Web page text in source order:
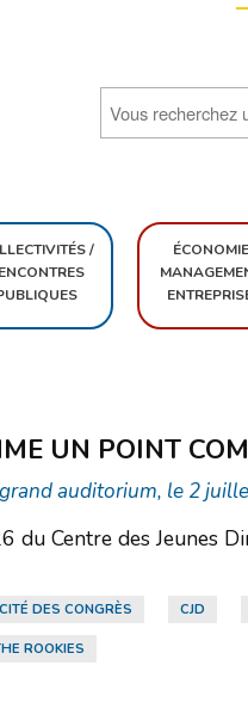
/
UN POINT
auditorium, le 2
Centre des Jeunes
CITÉ DES CONGRÈS CJD
ROOKIES